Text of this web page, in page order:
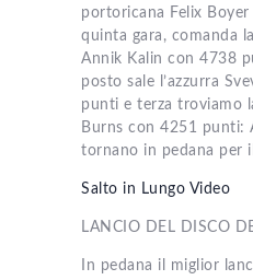
portoricana Felix
quinta gara, comanda
Annik Kalin con 4738
posto sale l’azzurra
punti e terza troviamo
Burns con 4251 punti:
tornano in pedana per
Salto in Lungo Video
LANCIO DEL DISCO
In pedana il miglior